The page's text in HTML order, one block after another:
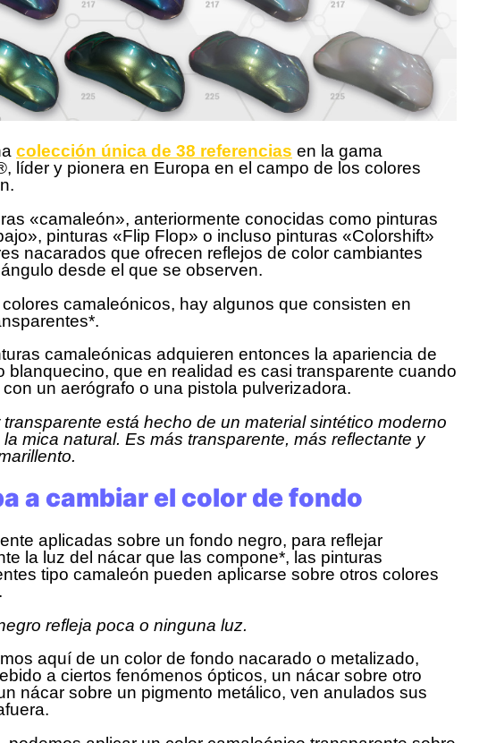
colección única de 38 referencias en la gama
líder y pionera en Europa en el campo de los colores
«camaleón», anteriormente conocidas como pinturas
pinturas «Flip Flop» o incluso pinturas «Colorshift»
nacarados que ofrecen reflejos de color cambiantes
desde el que se observen.
camaleónicos, hay algunos que consisten en
camaleónicas adquieren entonces la apariencia de
blanquecino, que en realidad es casi transparente cuando
un aerógrafo o una pistola pulverizadora.
transparente está hecho de un material sintético moderno
la mica natural. Es más transparente, más reflectante y
a cambiar el color de fondo
aplicadas sobre un fondo negro, para reflejar
la luz del nácar que las compone*, las pinturas
tipo camaleón pueden aplicarse sobre otros colores
refleja poca o ninguna luz.
aquí de un color de fondo nacarado o metalizado,
a ciertos fenómenos ópticos, un nácar sobre otro
nácar sobre un pigmento metálico, ven anulados sus